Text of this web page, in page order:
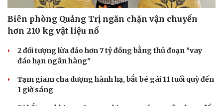
Biên phòng Quảng Trị ngăn chặn vận chuyển
hơn 210 kg vật liệu nổ
2 đối tượng lừa đảo hơn 7 tỷ đồng bằng thủ đoạn "vay
đáo hạn ngân hàng"
Tạm giam cha dượng hành hạ, bắt bé gái 11 tuổi quỳ đến
1 giờ sáng